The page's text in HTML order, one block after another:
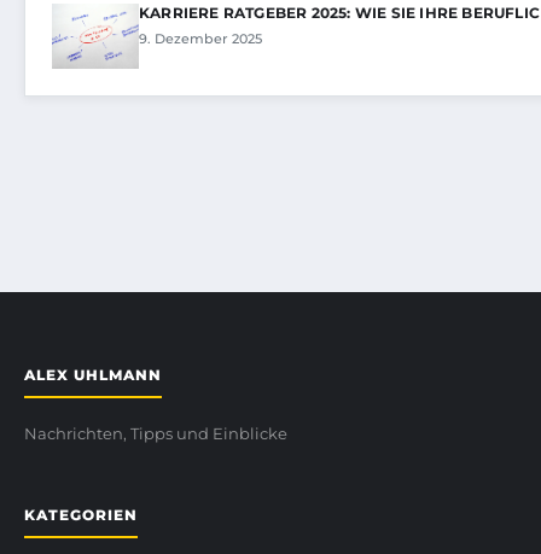
KARRIERE RATGEBER 2025: WIE SIE IHRE
9. Dezember 2025
ALEX UHLMANN
Nachrichten, Tipps und Einblicke
KATEGORIEN